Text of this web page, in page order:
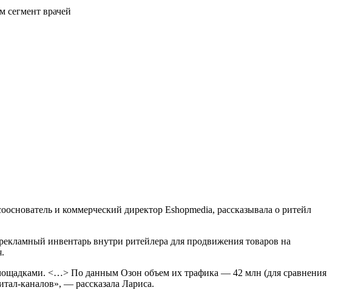
и коммерческий директор Eshopmedia, рассказывала о ритейл
инвентарь внутри ритейлера для продвижения товаров на
<…> По данным Озон объем их трафика — 42 млн (для сравнения
каналов», — рассказала Лариса.